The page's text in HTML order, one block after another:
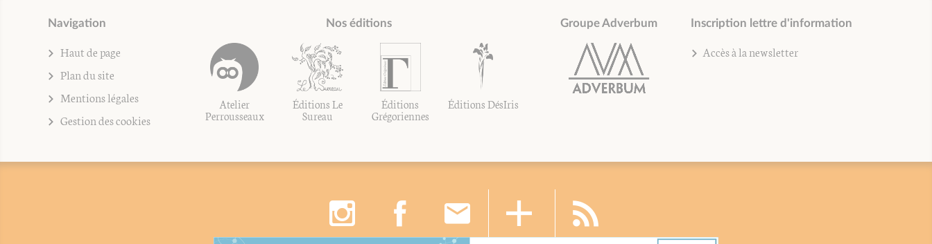
Navigation
Haut de page
Plan du site
Mentions légales
Gestion des cookies
Nos éditions
Atelier
Perrousseaux
Éditions Le
Sureau
Éditions
Grégoriennes
Éditions DésIris
Groupe Adverbum Inscription lettre d'information
Accès à la newsletter